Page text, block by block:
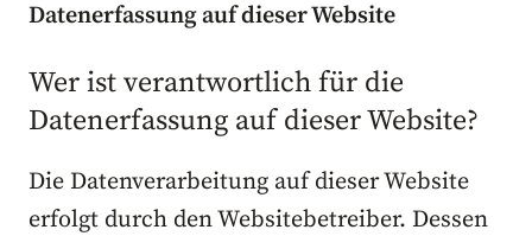
Datenerfassung auf dieser Website
Wer ist verantwortlich für die
Datenerfassung auf dieser Website?
Die Datenverarbeitung auf dieser Website
erfolgt durch den Websitebetreiber. Dessen